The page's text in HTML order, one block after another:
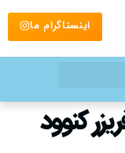
اینستاگرام ما
کنوود